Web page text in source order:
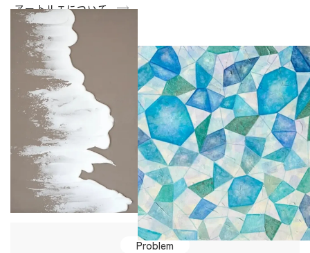
アートリエについて
Solution
アート導入に関わるこんなお悩みを
アートリエが
すべて解決します！
Problem